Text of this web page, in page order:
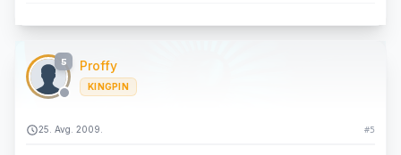
5 Proffy
KINGPIN
25. Avg. 2009. #5